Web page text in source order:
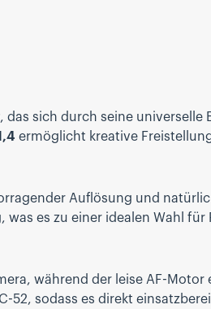
sich durch seine
ermöglicht kreative
Auflösung und
es zu einer idealen Wahl
während der leise AF-
52, sodass es direkt